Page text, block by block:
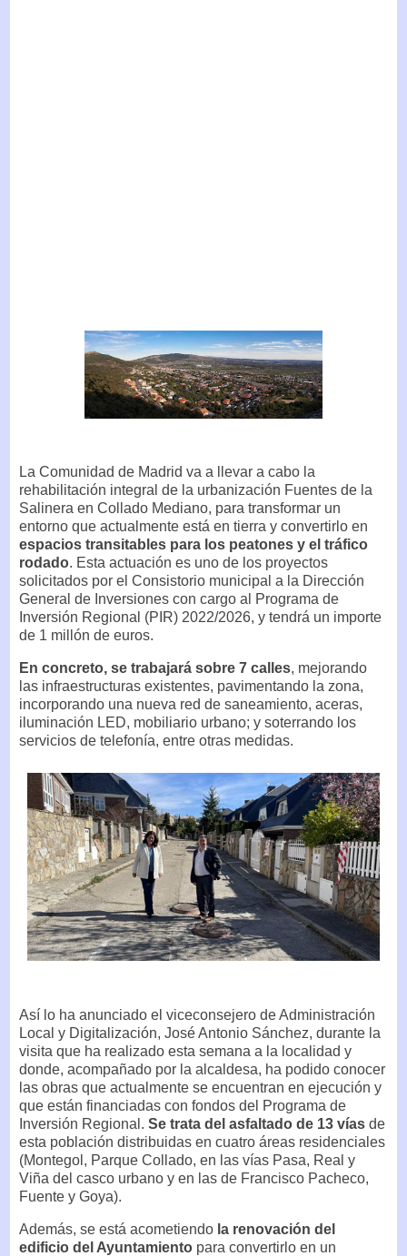
La Comunidad de Madrid va a llevar a cabo la
rehabilitación integral de la urbanización Fuentes de la
Salinera en Collado Mediano, para transformar un
entorno que actualmente está en tierra y convertirlo en
espacios transitables para los peatones y el tráfico
rodado. Esta actuación es uno de los proyectos
solicitados por el Consistorio municipal a la Dirección
General de Inversiones con cargo al Programa de
Inversión Regional (PIR) 2022/2026, y tendrá un importe
de 1 millón de euros.
En concreto, se trabajará sobre 7 calles, mejorando
las infraestructuras existentes, pavimentando la zona,
incorporando una nueva red de saneamiento, aceras,
iluminación LED, mobiliario urbano; y soterrando los
servicios de telefonía, entre otras medidas.
Así lo ha anunciado el viceconsejero de Administración
Local y Digitalización, José Antonio Sánchez, durante la
visita que ha realizado esta semana a la localidad y
donde, acompañado por la alcaldesa, ha podido conocer
las obras que actualmente se encuentran en ejecución y
que están financiadas con fondos del Programa de
Inversión Regional. Se trata del asfaltado de 13 vías de
esta población distribuidas en cuatro áreas residenciales
(Montegol, Parque Collado, en las vías Pasa, Real y
Viña del casco urbano y en las de Francisco Pacheco,
Fuente y Goya).
Además, se está acometiendo la renovación del
edificio del Ayuntamiento para convertirlo en un